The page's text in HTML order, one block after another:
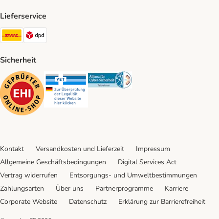
Lieferservice
DHL Shipping Method
Sicherheit
Security Security Security
Kontakt Versandkosten und Lieferzeit
Impressum
Allgemeine Geschäftsbedingungen
Digital Services Act
Vertrag widerrufen
Entsorgungs- und Umweltbestimmungen
Zahlungsarten
Über uns Partnerprogramme
Karriere
Corporate Website
Datenschutz Erklärung zur Barrierefreiheit